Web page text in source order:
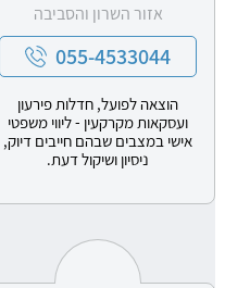
אזור השרון והסביבה
055-4533044
הוצאה לפועל, חדלות פירעון
ועסקאות מקרקעין - ליווי משפטי
אישי במצבים שבהם חייבים דיוק,
ניסיון ושיקול דעת.